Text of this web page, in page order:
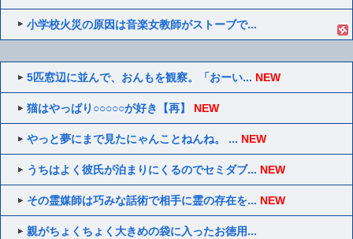
小学校火災の原因は音楽女教師がストーブで...
5匹窓辺に並んで、おんもを観察。「おーい... NEW
猫はやっぱり○○○○○が好き【再】 NEW
やっと夢にまで見たにゃんことねんね。 ... NEW
うちはよく彼氏が泊まりにくるのでセミダブ... NEW
その霊媒師は巧みな話術で相手に霊の存在を... NEW
親がちょくちょく大きめの袋に入ったお徳用...